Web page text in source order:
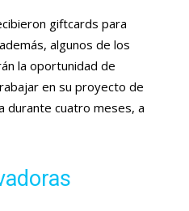
giftcards para
algunos de los
la oportunidad de
en su proyecto de
durante cuatro meses, a